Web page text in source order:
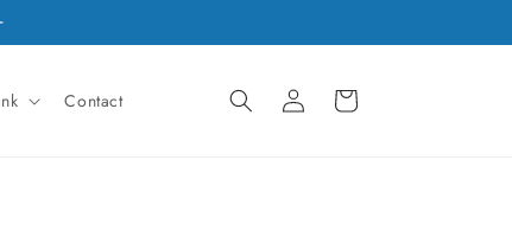
Contact InloggenWinkelwagen